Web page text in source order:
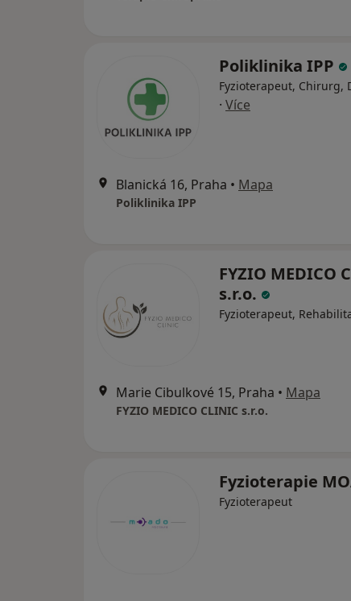
Poliklinika IPP
Fyzioterapeut, Chirurg,
· Více
Blanická 16, Praha • Mapa
Poliklinika IPP
FYZIO MEDICO
s.r.o.
Fyzioterapeut,
Marie Cibulkové 15, Praha • Mapa
FYZIO MEDICO CLINIC s.r.o.
Fyzioterapie
Fyzioterapeut